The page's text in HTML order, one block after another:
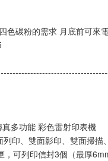
色碳粉的需求 月底前可來
多功能 彩色雷射印表機
印、雙面影印、雙面掃描
，可列印信封3個（最厚